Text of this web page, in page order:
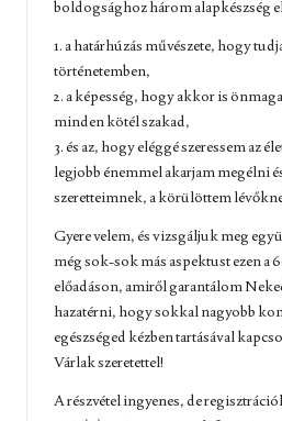
boldogsághoz három alapkészség
1. a határhúzás művészete, hogy
történetemben,
2. a képesség, hogy akkor is
minden kötél szakad,
3. és az, hogy eléggé szeressem az
legjobb énemmel akarjam megélni
szeretteimnek, a körülöttem
Gyere velem, és vizsgáljuk meg
még sok-sok más aspektust ezen a
előadáson, amiről garantálom
hazatérni, hogy sokkal nagyobb
egészséged kézben tartásával
Várlak szeretettel!
A részvétel ingyenes, de